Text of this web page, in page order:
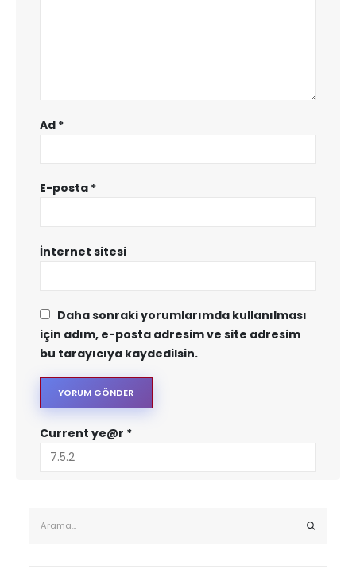
Ad *
E-posta *
İnternet sitesi
Daha sonraki yorumlarımda kullanılması
için adım, e-posta adresim ve site adresim
bu tarayıcıya kaydedilsin.
Current ye@r *